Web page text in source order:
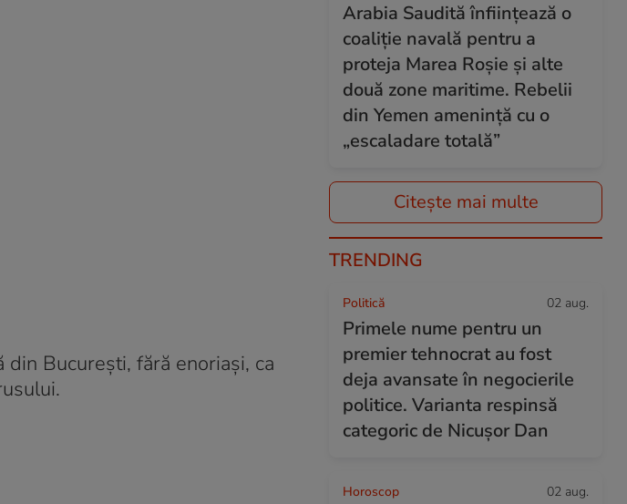
din București, fără enoriași, ca
Arabia Saudită înființează o
coaliție navală pentru a
proteja Marea Roșie și alte
două zone maritime. Rebelii
din Yemen amenință cu o
„escaladare totală”
Citește mai multe
TRENDING
Politică 02 aug.
Primele nume pentru un
premier tehnocrat au fost
deja avansate în negocierile
politice. Varianta respinsă
categoric de Nicușor Dan
Horoscop 02 aug.